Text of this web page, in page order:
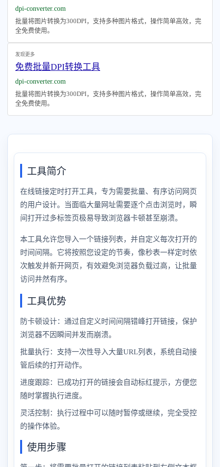
dpi-converter.com
批量将图片转换为300DPI，支持多种图片格式，操作简单高效，完
全免费使用。
发现更多
免费批量DPI转换工具
dpi-converter.com
批量将图片转换为300DPI，支持多种图片格式，操作简单高效，完
全免费使用。
工具简介
在线链接定时打开工具，专为需要批量、有序访问网页
的用户设计。当面临大量网址需要逐个点击浏览时，瞬
间打开过多标签页极易导致浏览器卡顿甚至崩溃。
本工具允许您导入一个链接列表，并自定义每次打开的
时间间隔。它将按照您设定的节奏，像秒表一样定时依
次触发并新开网页，有效避免浏览器负载过高，让批量
访问井然有序。
工具优势
防卡顿设计：通过自定义时间间隔错峰打开链接，保护
浏览器不因瞬间并发而崩溃。
批量执行：支持一次性导入大量URL列表，系统自动接
管后续的打开动作。
进度跟踪：已成功打开的链接会自动标红提示，方便您
随时掌握执行进度。
灵活控制：执行过程中可以随时暂停或继续，完全受控
的操作体验。
使用步骤